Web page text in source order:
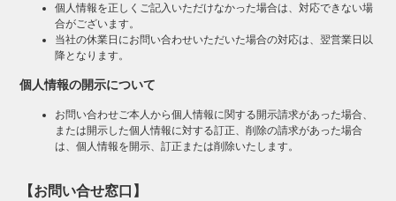
個人情報を正しくご記入いただけなかった場合は、対応できない場
合がございます。
当社の休業日にお問い合わせいただいた場合の対応は、翌営業日以
降となります。
個人情報の開示について
お問い合わせご本人から個人情報に関する開示請求があった場合、
または開示した個人情報に対する訂正、削除の請求があった場合
は、個人情報を開示、訂正または削除いたします。
【お問い合せ窓口】